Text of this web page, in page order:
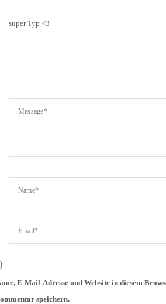
super Typ <3
E-Mail-Adresse und Website in diesem
speichern.